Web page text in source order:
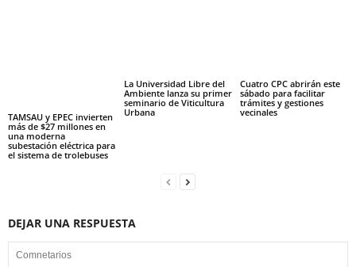
TAMSAU y EPEC invierten
más de $27 millones en
una moderna
subestación eléctrica para
el sistema de trolebuses
La Universidad Libre del
Ambiente lanza su primer
seminario de Viticultura
Urbana
Cuatro CPC abrirán este
sábado para facilitar
trámites y gestiones
vecinales
DEJAR UNA RESPUESTA